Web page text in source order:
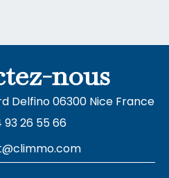
nous
Delfino06300 Nice France
93 26 55 66